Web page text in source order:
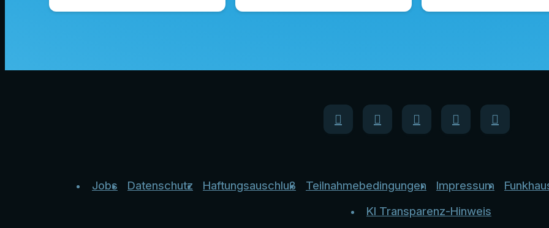
Jobs Datenschutz Haftungsauschluß Teilnahmebedingungen Impressum
KI Transparenz-Hinweis